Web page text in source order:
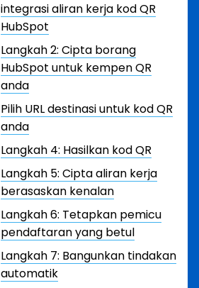
integrasi aliran kerja kod QR
HubSpot
Langkah 2: Cipta borang
HubSpot untuk kempen QR
anda
Pilih URL destinasi untuk kod QR
anda
Langkah 4: Hasilkan kod QR
Langkah 5: Cipta aliran kerja
berasaskan kenalan
Langkah 6: Tetapkan pemicu
pendaftaran yang betul
Langkah 7: Bangunkan tindakan
automatik